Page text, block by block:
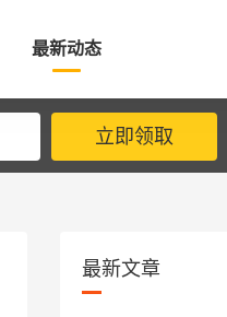
最新动态
立即领取
最新文章